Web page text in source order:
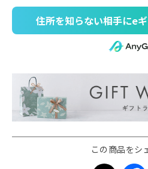
住所を知らない相手にe
この商品をシ